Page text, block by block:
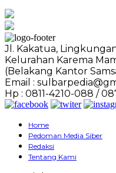
Jl. Kakatua,
Kelurahan Karema
(Belakang Kantor
Email :
Hp : 0811-4210-088 /
Home
Pedoman Media Siber
Redaksi
Tentang Kami